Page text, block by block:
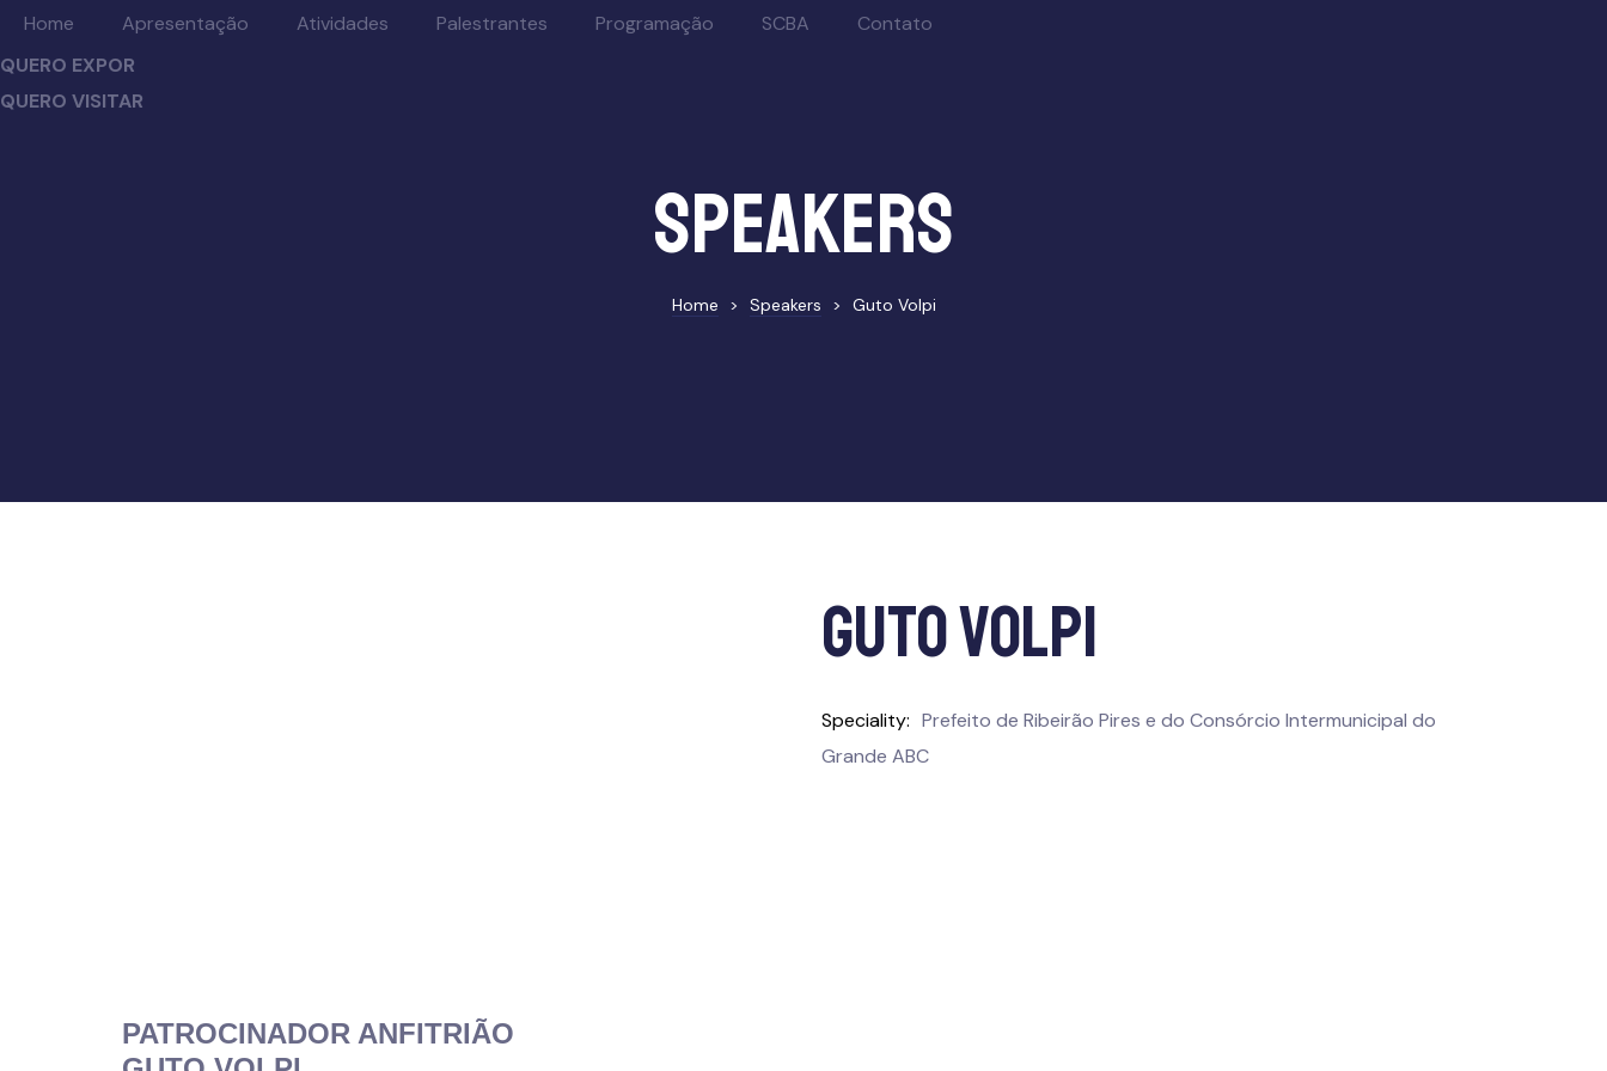
Home Apresentação Atividades Palestrantes Programação SCBA
Contato
QUERO EXPOR
QUERO VISITAR
Speakers
Home > Speakers > Guto Volpi
Guto Volpi
Speciality
Prefeito de Ribeirão Pires e do Consórcio Intermunicipal do
Grande ABC
PATROCINADOR ANFITRIÃO